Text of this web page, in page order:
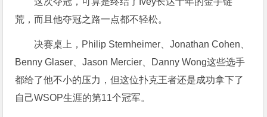
荒，而且他夺冠之路一点都不轻松。
决赛桌上，Philip Sternheimer、Jonathan Cohen、
Benny Glaser、Jason Mercier、Danny Wong这些选手
都给了他不小的压力，但这位扑克王者还是成功拿下了
自己WSOP生涯的第11个冠军。